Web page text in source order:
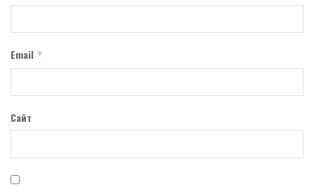
Email *
Сайт